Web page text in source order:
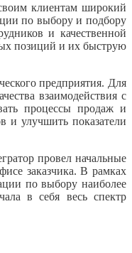
клиентам широкий
по выбору и подбору
и качественной
позиций и их быструю
предприятия. Для
взаимодействия с
процессы продаж и
и улучшить показатели
провел начальные
заказчика. В рамках
по выбору наиболее
в себя весь спектр